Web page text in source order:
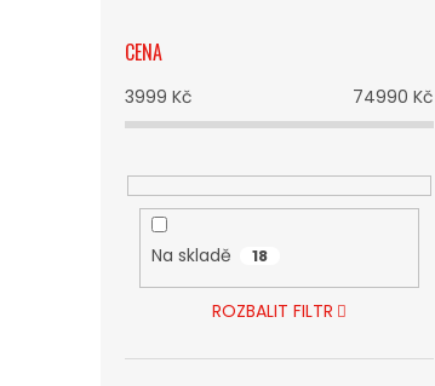
CENA
3999 Kč 74990 Kč
Na skladě 18
ROZBALIT FILTR